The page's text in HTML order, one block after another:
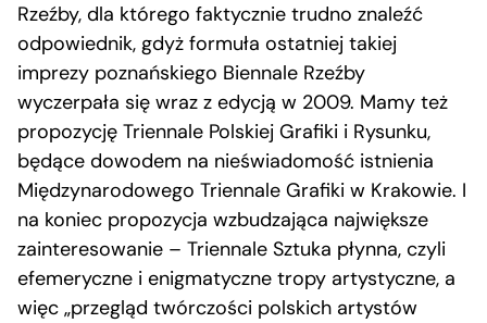
Rzeźby, dla którego faktycznie trudno znaleźć
odpowiednik, gdyż formuła ostatniej takiej
imprezy poznańskiego Biennale Rzeźby
wyczerpała się wraz z edycją w 2009. Mamy też
propozycję Triennale Polskiej Grafiki i Rysunku,
będące dowodem na nieświadomość istnienia
Międzynarodowego Triennale Grafiki w Krakowie. I
na koniec propozycja wzbudzająca największe
zainteresowanie – Triennale Sztuka płynna, czyli
efemeryczne i enigmatyczne tropy artystyczne, a
więc „przegląd twórczości polskich artystów